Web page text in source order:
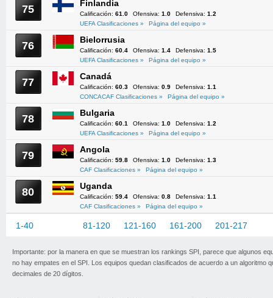
75 Finlandia
Calificación: 61.0 Ofensiva: 1.0 Defensiva: 1.2
UEFA Clasificaciones »
Página del equipo »
76 Bielorrusia
Calificación: 60.4 Ofensiva: 1.4 Defensiva: 1.5
UEFA Clasificaciones »
Página del equipo »
77 Canadá
Calificación: 60.3 Ofensiva: 0.9 Defensiva: 1.1
CONCACAF Clasificaciones »
Página del equipo »
78 Bulgaria
Calificación: 60.1 Ofensiva: 1.0 Defensiva: 1.2
UEFA Clasificaciones »
Página del equipo »
79 Angola
Calificación: 59.8 Ofensiva: 1.0 Defensiva: 1.3
CAF Clasificaciones »
Página del equipo »
80 Uganda
Calificación: 59.4 Ofensiva: 0.8 Defensiva: 1.1
CAF Clasificaciones »
Página del equipo »
1-40 81-120 121-160 161-200 201-217
Importante: por la manera en que se muestran los rankings SPI, parece que algunos
no hay empates en el SPI. Los equipos quedan clasificados de acuerdo a un algoritmo
decimales de 20 dígitos.